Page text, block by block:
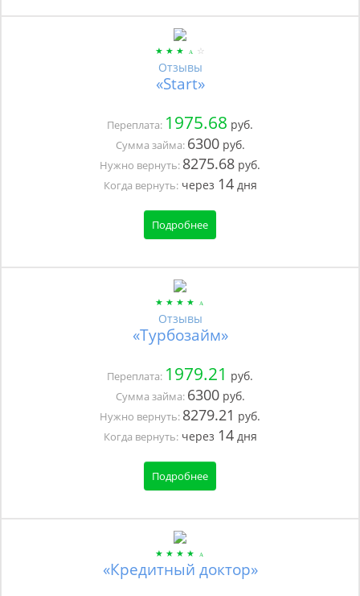
Отзывы
«Start»
Переплата: 1975.68 руб.
Сумма займа: 6300руб.
Нужно вернуть: 8275.68 руб.
Когда вернуть:через 14дня
Подробнее
Отзывы
«Турбозайм»
Переплата: 1979.21 руб.
Сумма займа: 6300руб.
Нужно вернуть: 8279.21 руб.
Когда вернуть:через 14дня
Подробнее
«Кредитный доктор»